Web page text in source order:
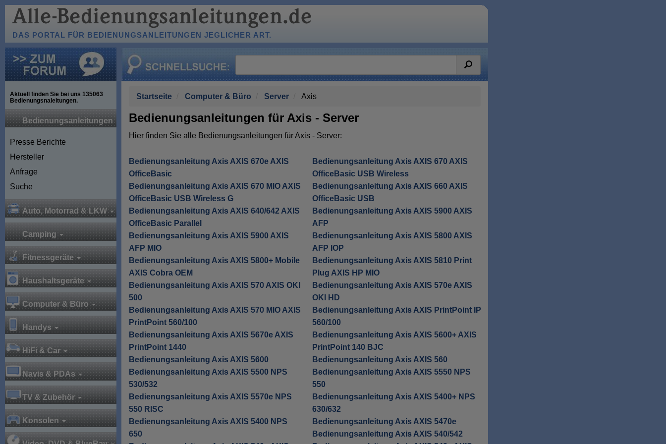
DAS PORTAL FÜR BEDIENUNGSANLEITUNGEN JEGLICHER ART.
Aktuell finden Sie bei uns 135063
Bedienungsnaleitungen.
Bedienungsanleitungen
Presse Berichte
Hersteller
Anfrage
Suche
Auto, Motorrad & LKW
Camping
Fitnessgeräte
Haushaltsgeräte
Computer & Büro
Handys
HiFi & Car
Navis & PDAs
TV & Zubehör
Konsolen
Startseite Computer & Büro Server Axis
Bedienungsanleitungen für Axis - Server
Hier finden Sie alle Bedienungsanleitungen für Axis - Server:
Bedienungsanleitung Axis AXIS 670e AXIS
OfficeBasic
Bedienungsanleitung Axis AXIS 670 AXIS
OfficeBasic USB Wireless
Bedienungsanleitung Axis AXIS 670 MIO AXIS
OfficeBasic USB Wireless G
Bedienungsanleitung Axis AXIS 660 AXIS
OfficeBasic USB
Bedienungsanleitung Axis AXIS 640/642 AXIS
OfficeBasic Parallel
Bedienungsanleitung Axis AXIS 5900 AXIS
AFP
Bedienungsanleitung Axis AXIS 5900 AXIS
AFP MIO
Bedienungsanleitung Axis AXIS 5800 AXIS
AFP IOP
Bedienungsanleitung Axis AXIS 5800+ Mobile
AXIS Cobra OEM
Bedienungsanleitung Axis AXIS 5810 Print
Plug AXIS HP MIO
Bedienungsanleitung Axis AXIS 570 AXIS OKI
500
Bedienungsanleitung Axis AXIS 570e AXIS
OKI HD
Bedienungsanleitung Axis AXIS 570 MIO AXIS
PrintPoint 560/100
Bedienungsanleitung Axis AXIS PrintPoint IP
560/100
Bedienungsanleitung Axis AXIS 5670e AXIS
PrintPoint 1440
Bedienungsanleitung Axis AXIS 5600+ AXIS
PrintPoint 140 BJC
Bedienungsanleitung Axis AXIS 5600
Bedienungsanleitung Axis AXIS 560
Bedienungsanleitung Axis AXIS 5500 NPS
530/532
Bedienungsanleitung Axis AXIS 5550 NPS
550
Bedienungsanleitung Axis AXIS 5570e NPS
550 RISC
Bedienungsanleitung Axis AXIS 5400+ NPS
630/632
Bedienungsanleitung Axis AXIS 5400 NPS
650
Bedienungsanleitung Axis AXIS 5470e
Bedienungsanleitung Axis AXIS 540/542